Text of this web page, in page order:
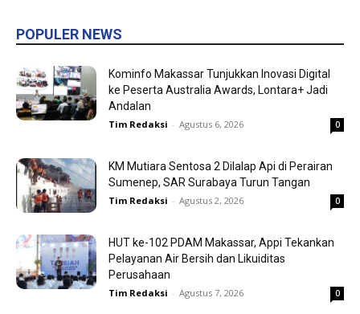
POPULER NEWS
Kominfo Makassar Tunjukkan Inovasi Digital
ke Peserta Australia Awards, Lontara+ Jadi
Andalan
Tim Redaksi - Agustus 6, 2026 0
KM Mutiara Sentosa 2 Dilalap Api di Perairan
Sumenep, SAR Surabaya Turun Tangan
Tim Redaksi - Agustus 2, 2026 0
HUT ke-102 PDAM Makassar, Appi Tekankan
Pelayanan Air Bersih dan Likuiditas
Perusahaan
Tim Redaksi - Agustus 7, 2026 0